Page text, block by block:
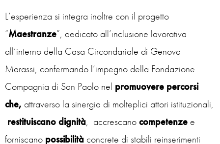
L’esperienza si integra inoltre con il progetto
“Maestranze”, dedicato all’inclusione lavorativa
all’interno della Casa Circondariale di Genova
Marassi, confermando l’impegno della Fondazione
Compagnia di San Paolo nel promuovere percorsi
che, attraverso la sinergia di molteplici attori istituzionali,
restituiscano dignità, accrescanocompetenze e
forniscano possibilità concrete di stabili reinserimenti